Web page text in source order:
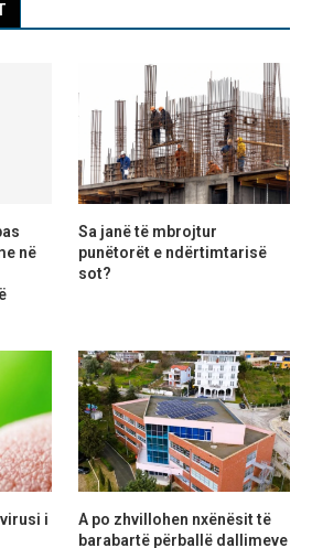
në
Sa janë të mbrojtur
punëtorët e ndërtimtarisë
sot?
i
A po zhvillohen nxënësit të
barabartë përballë dallimeve